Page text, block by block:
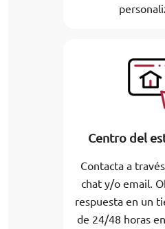
Centro del
Contacta a
chat y/o email.
respuesta en un
de 24/48 horas